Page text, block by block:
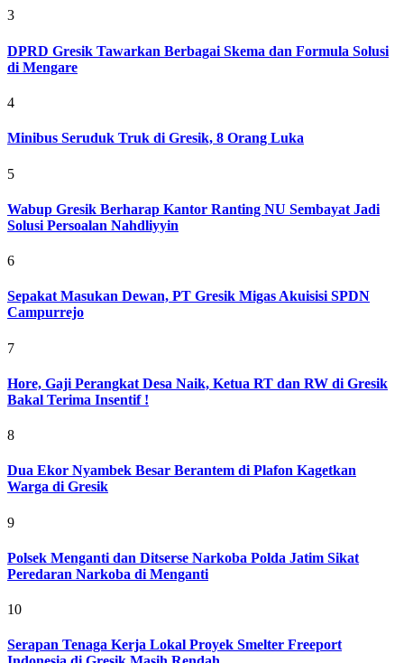
3
DPRD Gresik Tawarkan Berbagai Skema dan Formula Solusi
di Mengare
4
Minibus Seruduk Truk di Gresik, 8 Orang Luka
5
Wabup Gresik Berharap Kantor Ranting NU Sembayat Jadi
Solusi Persoalan Nahdliyyin
6
Sepakat Masukan Dewan, PT Gresik Migas Akuisisi SPDN
Campurrejo
7
Hore, Gaji Perangkat Desa Naik, Ketua RT dan RW di Gresik
Bakal Terima Insentif !
8
Dua Ekor Nyambek Besar Berantem di Plafon Kagetkan
Warga di Gresik
9
Polsek Menganti dan Ditserse Narkoba Polda Jatim Sikat
Peredaran Narkoba di Menganti
10
Serapan Tenaga Kerja Lokal Proyek Smelter Freeport